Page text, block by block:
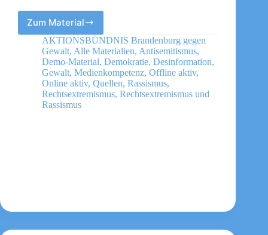
Zum Material
Was
tun
bei
rechter
Hetze
im
Netz?
Leitfaden
AKTIONSBÜNDNIS Brandenburg gegen
Gewalt, Alle Materialien, Antisemitismus,
Demo-Material, Demokratie, Desinformation,
Gewalt, Medienkompetenz, Offline aktiv,
Online aktiv, Quellen, Rassismus,
Rechtsextremismus, Rechtsextremismus und
Rassismus